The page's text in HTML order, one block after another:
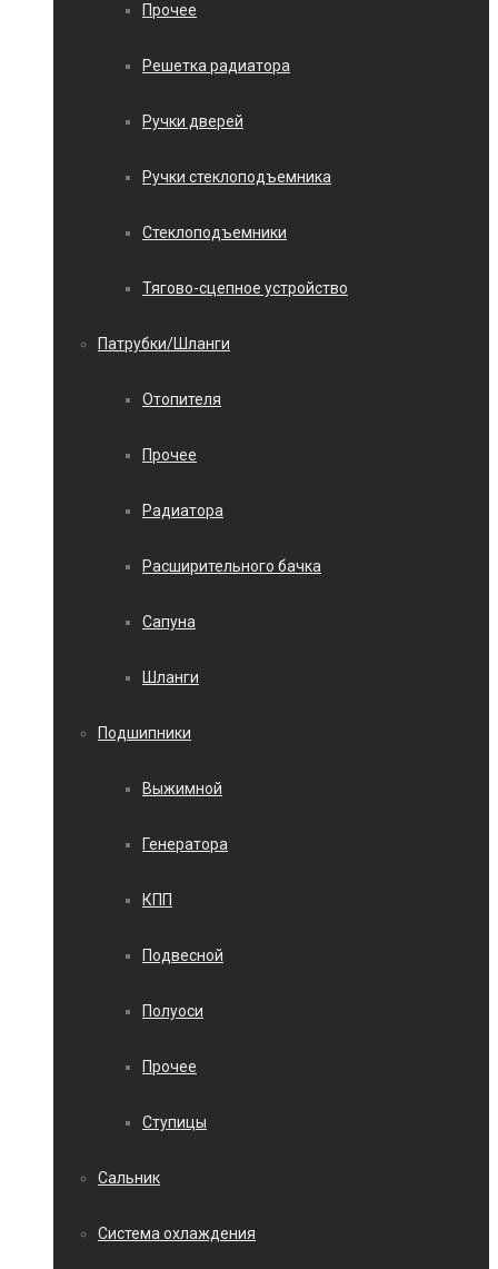
Прочее
Решетка радиатора
Ручки дверей
Ручки стеклоподъемника
Стеклоподъемники
Тягово-сцепное устройство
Патрубки/Шланги
Отопителя
Прочее
Радиатора
Расширительного бачка
Сапуна
Шланги
Подшипники
Выжимной
Генератора
КПП
Подвесной
Полуоси
Прочее
Ступицы
Сальник
Система охлаждения